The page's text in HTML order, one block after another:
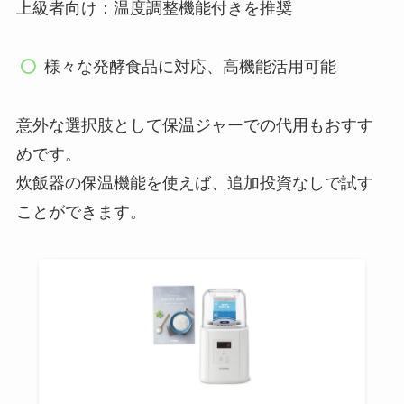
上級者向け：温度調整機能付きを推奨
様々な発酵食品に対応、高機能活用可能
意外な選択肢として保温ジャーでの代用もおすす
めです。
炊飯器の保温機能を使えば、追加投資なしで試す
ことができます。